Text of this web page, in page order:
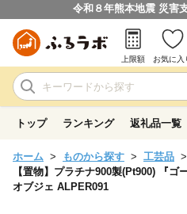
令和８年熊本地震 災害
上限額 お気に入
トップ ランキング 返礼品一覧
ホーム ものから探す 工芸品
【置物】プラチナ900製(Pt900) 『
オブジェ ALPER091